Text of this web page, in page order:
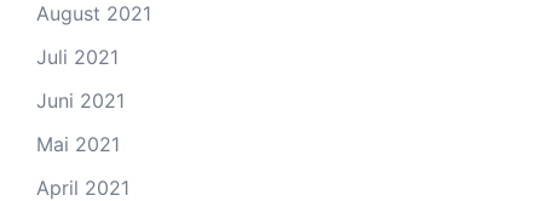
August 2021
Juli 2021
Juni 2021
Mai 2021
April 2021